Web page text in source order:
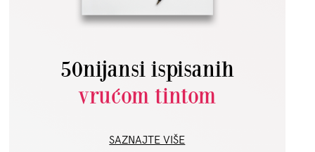
50nijansi ispisanih
vrućom tintom
SAZNAJTE VIŠE